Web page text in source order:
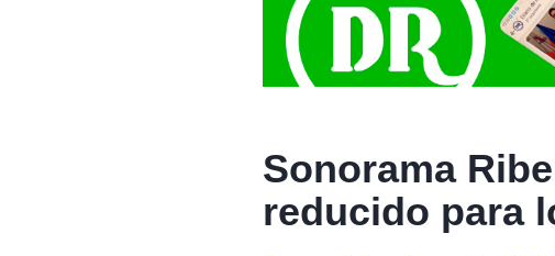
Sonorama
reducido para